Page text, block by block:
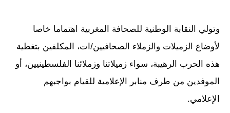
وتولي النقابة الوطنية للصحافة المغربية اهتماما خاصا
لأوضاع الزميلات والزملاء الصحافيين/ات، المكلفين بتغطية
هذه الحرب الرهيبة، سواء زميلاتنا وزملائنا الفلسطينيين، أو
الموفدين من طرف منابر الإعلامية للقيام بواجبهم
الإعلامي.